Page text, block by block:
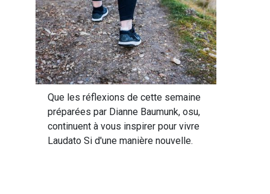
Que les réflexions de cette semaine
préparées par Dianne Baumunk, osu,
continuent à vous inspirer pour vivre
Laudato Si d'une manière nouvelle.